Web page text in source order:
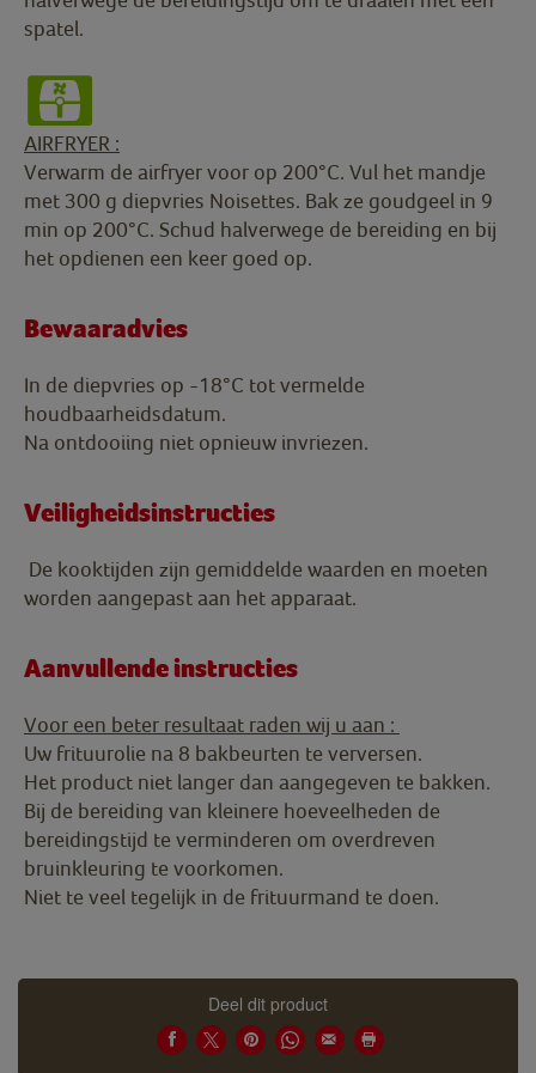
spatel.
AIRFRYER :
Verwarm de airfryer voor op 200°C. Vul het mandje
met 300 g diepvries Noisettes. Bak ze goudgeel in 9
min op 200°C. Schud halverwege de bereiding en bij
het opdienen een keer goed op.
Bewaaradvies
In de diepvries op -18°C tot vermelde
houdbaarheidsdatum.
Na ontdooiing niet opnieuw invriezen.
Veiligheidsinstructies
De kooktijden zijn gemiddelde waarden en moeten
worden aangepast aan het apparaat.
Aanvullende instructies
Voor een beter resultaat raden wij u aan :
Uw frituurolie na 8 bakbeurten te verversen.
Het product niet langer dan aangegeven te bakken.
Bij de bereiding van kleinere hoeveelheden de
bereidingstijd te verminderen om overdreven
bruinkleuring te voorkomen.
Niet te veel tegelijk in de frituurmand te doen.
Deel dit product